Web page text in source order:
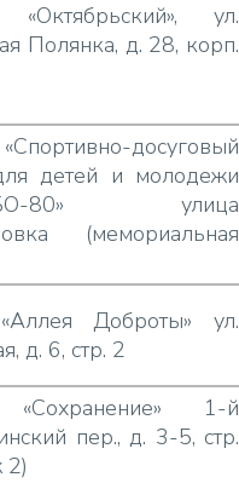
ул.
Полянка, д. 28, корп.
досуговый
детей и молодежи
80» улица
(мемориальная
Доброты» ул.
д. 6, стр. 2
1-й
пер., д. 3-5, стр.
2)